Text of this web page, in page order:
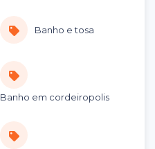
Banho e tosa
Banho em cordeiropolis